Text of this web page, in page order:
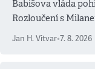
Babišova vláda
Rozloučení s
salvy i kritika
Jan H. Vitvar•7. 8. 2026